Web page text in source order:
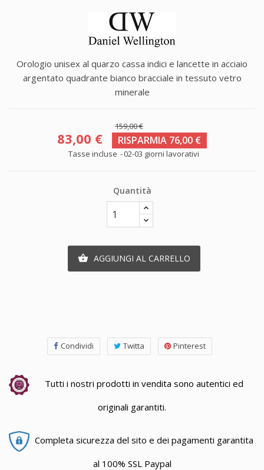
Orologio unisex al quarzo cassa indici e lancette in acciaio
argentato quadrante bianco bracciale in tessuto vetro
minerale
159,00 €
83,00 € RISPARMIA 76,00 €
Tasse incluse 02-03 giorni lavorativi
Quantità
 AGGIUNGI AL CARRELLO
Condividi Twitta Pinterest
Tutti i nostri prodotti in vendita sono autentici ed
originali garantiti.
Completa sicurezza del sito e dei pagamenti garantita
al 100% SSL Paypal